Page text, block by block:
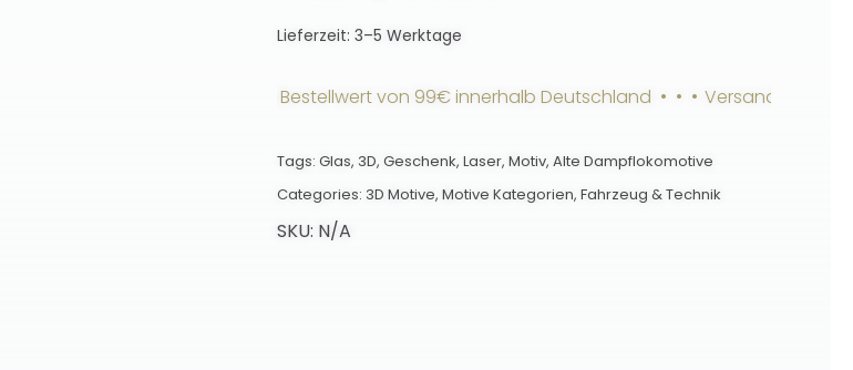
Lieferzeit: 3–5 Werktage
Versandkostenfrei ab einem Bestellwert von 99€ innerhalb Deutschland • • • Versandkostenfrei
Tags: Glas, 3D, Geschenk, Laser, Motiv, Alte Dampflokomotive
Categories: 3D Motive, Motive Kategorien, Fahrzeug & Technik
SKU: N/A